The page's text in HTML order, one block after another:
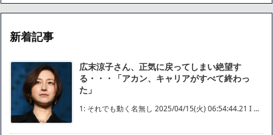
新着記事
広末涼子さん、正気に戻ってしまい絶望す
る・・・「アカン、キャリアがすべて終わっ
た」
1: それでも動く名無し 2025/04/15(火) 06:54:44.21 I ...